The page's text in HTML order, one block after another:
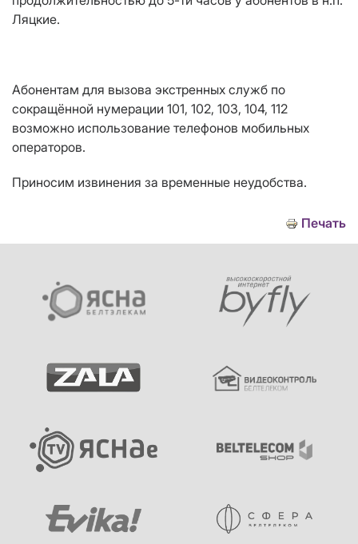
Ляцкие.
Абонентам для вызова экстренных служб по
сокращённой нумерации 101, 102, 103, 104, 112
возможно использование телефонов мобильных
операторов.
Приносим извинения за временные неудобства.
Печать